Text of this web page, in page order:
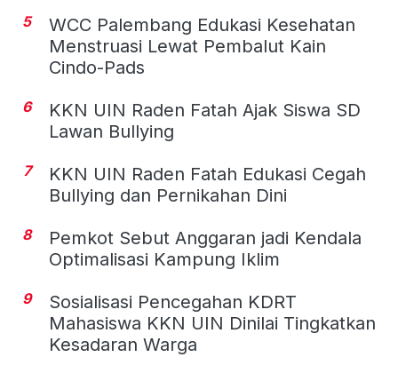
5
WCC Palembang Edukasi Kesehatan
Menstruasi Lewat Pembalut Kain
Cindo-Pads
6
KKN UIN Raden Fatah Ajak Siswa SD
Lawan Bullying
7
KKN UIN Raden Fatah Edukasi Cegah
Bullying dan Pernikahan Dini
8
Pemkot Sebut Anggaran jadi Kendala
Optimalisasi Kampung Iklim
9
Sosialisasi Pencegahan KDRT
Mahasiswa KKN UIN Dinilai Tingkatkan
Kesadaran Warga